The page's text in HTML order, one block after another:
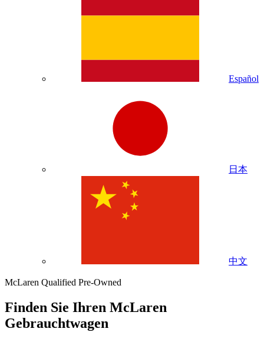
Español
日本
中文
McLaren Qualified Pre-Owned
Finden Sie Ihren McLaren
Gebrauchtwagen